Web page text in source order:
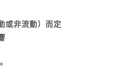
或非流動）而定